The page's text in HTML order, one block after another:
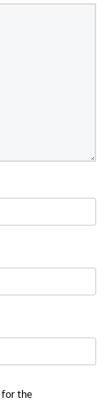
for the